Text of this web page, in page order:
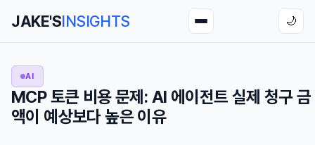
JAKE'SINSIGHTS 🌙
AI
MCP 토큰 비용 문제: AI 에이전트 실제 청구 금
액이 예상보다 높은 이유